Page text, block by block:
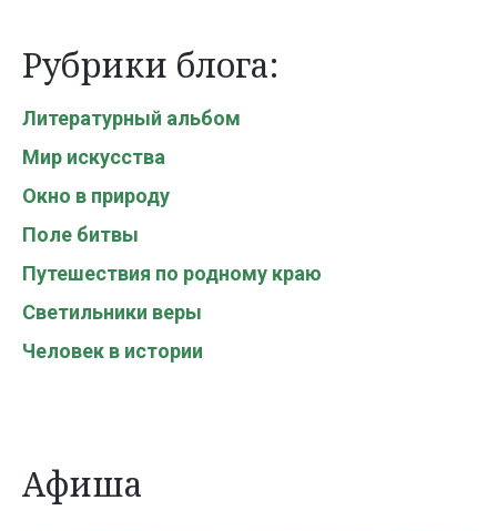
Рубрики блога:
Литературный альбом
Мир искусства
Окно в природу
Поле битвы
Путешествия по родному краю
Светильники веры
Человек в истории
Афиша